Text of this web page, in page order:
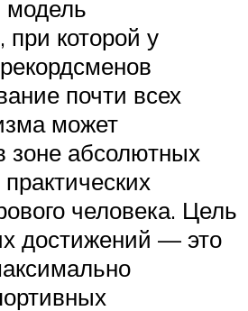
модель
при которой у
почти всех
может
зоне абсолютных
человека. Цель
достижений — это